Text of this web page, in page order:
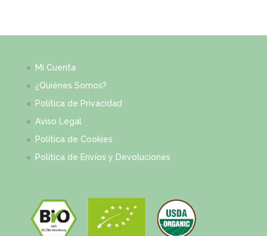
Mi Cuenta
¿Quiénes Somos?
Política de Privacidad
Aviso Legal
Política de Cookies
Política de Envíos y Devoluciones